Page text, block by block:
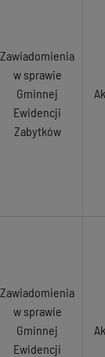
Zawiadomienia
w sprawie
Gminnej
Ewidencji
Zabytków
Zawiadomienia
w sprawie
Gminnej
Ewidencji